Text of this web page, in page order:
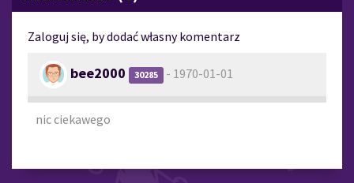
Zaloguj się, by dodać własny komentarz
bee2000 30285 - 1970-01-01
nic ciekawego